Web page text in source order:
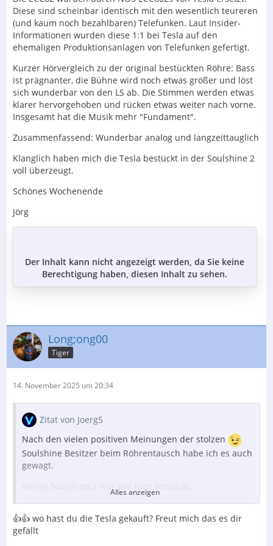
Diese sind scheinbar identisch mit den wesentlich teureren
(und kaum noch bezahlbaren) Telefunken. Laut Insider-
Informationen wurden diese 1:1 bei Tesla auf den
ehemaligen Produktionsanlagen von Telefunken gefertigt.
Kurzer Hörvergleich zu der original bestückten Röhre: Bass
ist prägnanter, die Bühne wird noch etwas größer und löst
sich wunderbar von den LS ab. Die Stimmen werden etwas
klarer hervorgehoben und rücken etwas weiter nach vorne.
Insgesamt hat die Musik mehr "Fundament".
Zusammenfassend: Wunderbar analog und langzeittauglich
Klanglich haben mich die Tesla bestückt in der Soulshine 2
voll überzeugt.
Schönes Wochenende
Jörg
Der Inhalt kann nicht angezeigt werden, da Sie keine
Berechtigung haben, diesen Inhalt zu sehen.
Long;ong00
Tiger
14. November 2025 um 20:34
Zitat von Joerg5
Nach den vielen positiven Meinungen der stolzen
Soulshine Besitzer beim Röhrentausch habe ich es auch
gewagt.
1. ECC82 S4a Performance
2. ECC99 JJ
Alles anzeigen
👍👍 wo hast du die Tesla gekauft? Freut mich das es dir
gefällt